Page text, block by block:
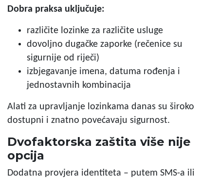
Dobra praksa uključuje:
različite lozinke za različite usluge
dovoljno dugačke zaporke (rečenice su
sigurnije od riječi)
izbjegavanje imena, datuma rođenja i
jednostavnih kombinacija
Alati za upravljanje lozinkama danas su široko
dostupni i znatno povećavaju sigurnost.
Dvofaktorska zaštita više nije
opcija
Dodatna provjera identiteta – putem SMS-a ili